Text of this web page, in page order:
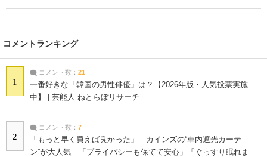
コメントランキング
1
コメント数： 21
一番好きな「韓国の男性俳優」は？【2026年版・人気投票実施
中】 | 芸能人 ねとらぼリサーチ
2
コメント数： 7
「もっと早く買えば良かった」 カインズの“車内遮光カーテ
ン”が大人気 「プライバシーも保てて安心」「ぐっすり眠れま